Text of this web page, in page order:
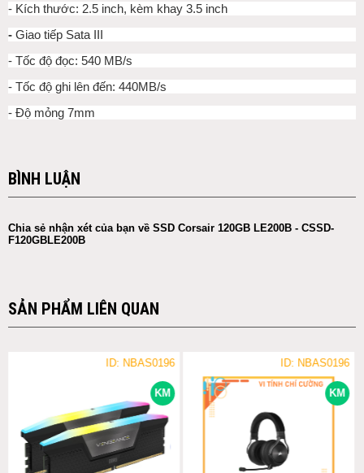
- Kích thước: 2.5 inch, kèm khay 3.5 inch
- Giao tiếp Sata III
- Tốc độ đọc: 540 MB/s
- Tốc độ ghi lên đến: 440MB/s
- Độ mỏng 7mm
BÌNH LUẬN
Chia sẻ nhận xét của bạn về SSD Corsair 120GB LE200B - CSSD-
F120GBLE200B
SẢN PHẨM LIÊN QUAN
KM
ID: NBAS0196
KM
ID: NBAS0196